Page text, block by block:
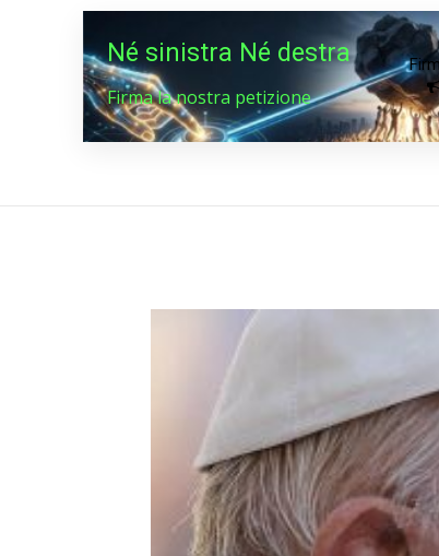
Né sinistra Né destra
Firma la nostra petizione